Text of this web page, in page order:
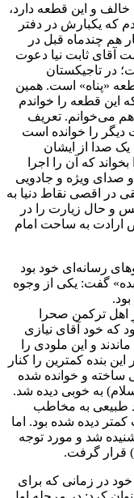
و این قطعه دارد،
که یکبارش در دفتر
چندماه قبل در
آقای ثابت نیا دعوت
در تاجیکستان
«پناه» است. همین
این قطعه را خواندم
هم می‌خوانم. تعریف
را خوانده است
صدا از ایشان
که آن را اجرا
صدای ویژه و جادویی
در اقصی نقاط دنیا به
و حال زیارت را در
ارادت به ساحت امام
رسانه‌ای خود بود
گفت: یکی از وجوه
ترکمن صحرا
که خود آقای نیازی
و این ملودی را
بنده کمترین را کنار
ساخته و خوانده شده
به خوبی دیده شد.
طبیعی به مخاطب
دیده شده بود. اما
شد و مورد توجه
قرار گرفت.
در زمانی که برای